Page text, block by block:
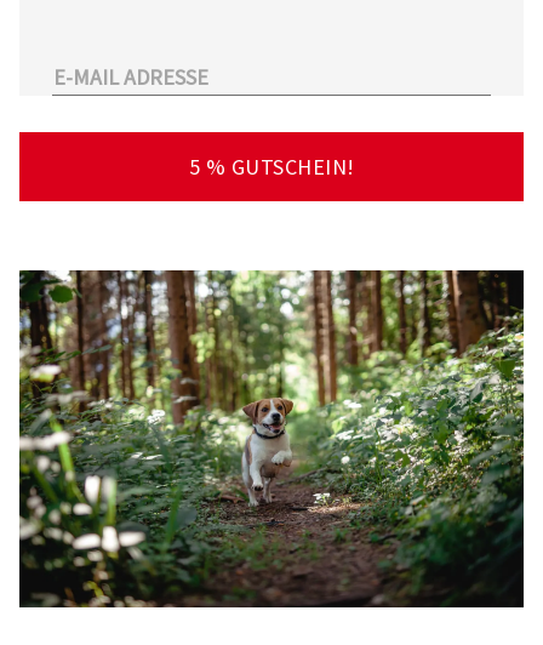
großen Anzahl an Partnertierärzten
finden – deutschlandweit!
5 % GUTSCHEIN!